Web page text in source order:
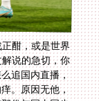
酣，或是世界
说的急切，你
追国内直播，
。原因无他，
份与国内同步
代的。但冰冷
时刻浇下一盆
指南。我们将
，丝滑解锁央
谷、新加坡还